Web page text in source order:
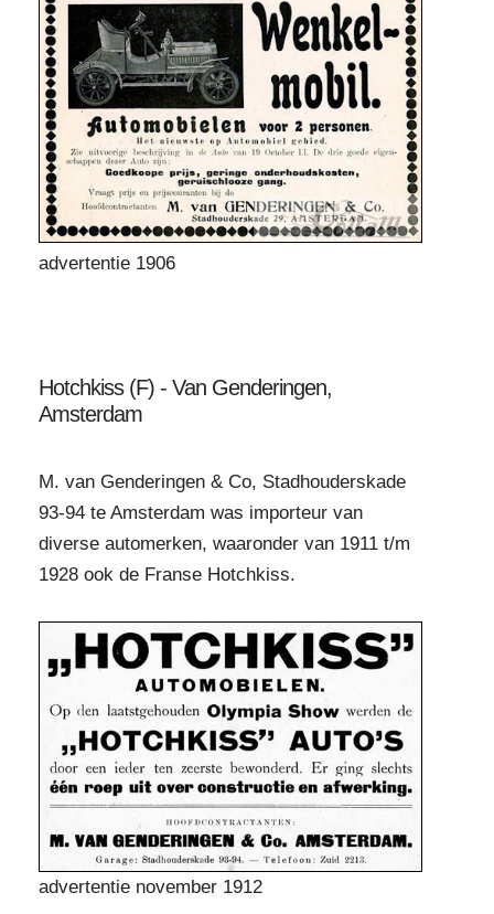
advertentie 1906
Hotchkiss (F) - Van Genderingen,
Amsterdam
M. van Genderingen & Co, Stadhouderskade
93-94 te Amsterdam was importeur van
diverse automerken, waaronder van 1911 t/m
1928 ook de Franse Hotchkiss.
advertentie november 1912